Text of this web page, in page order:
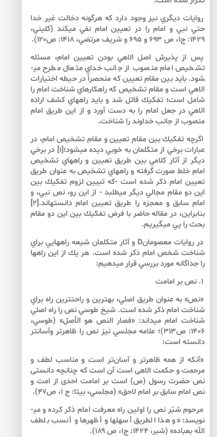
روايات ديگري نيز وجود دارد كه هرگونه دخالت غير خدا
حتي نبي و امام را در تعيين امام نفي مي­كند (كليني،
۱۴۲۹: ج۱، ص ۶۹۳ و ۶۹۵ و شريف مرتضي، ۱۴۱۸: ص۱۲۰).
پس از پذيرش اصل الاهي بودن تعيين امام، مسئله
تشخيص امام منصوب از جانب خداي متعال مطرح مي­
شود. بايد بين مقام تعيين كه منحصراً در حيطه اختيارات
الاهي است و مقام تشخيص كه راه­كارهاي شناخت امام را
شامل است؛ تفكيك قائل شد و بايد راه­هاي كشف اراده
الاهي در جعل امام را به دست آورد و از اين طريق امام
منصوب از جانب خداوند را شناخت.
اگرچه تفكيك بين مقام تعيين و مقام تشخيص امام، در
عبارات برخي از متكلمان به خوبي ديده مي­شود؛[۱] در برخي
ديگر از آثار كلامي بين طريق تعيين و راه­هاي تشخيص
امام خلط صورت گرفته و راه­هاي تشخيص به عنوان طريق
تعيين امام ذكر شده است -كه تبيين لزوم تفكيك بين
اين دو مقام مجالي ديگر مي­طلبد ­- از اين رو، نص نبي، و
امام سابق و معجزه را طريق تعيين امام دانسته­اند.[۲]
بنابراين، در مقاله حاضر با فرض تفكيك بين اين دو مقام
بحث را پي مي­گيريم.
در روايات معصومانD و آثار متكلمان شيعه راه­هايي براي
شناخت شخص امام ذكر شده است. هر يك از اين راه­ها
را جداگانه مورد بررسي قرار مي­دهيم:
۱. نص بر امامت
«نص» به عنوان طريق اصلي، بهترين و راحت­ترين راه براي
شناخت امام ذكر شده است. شيخ طوسي نص را راه اصلي
شناخت امام مي­داند: «فصار النص‏ هو الأصل‏» (طوسي،‌
۱۴۰۶: ص۳۱۳)؛ علامه مجلسي نيز نص را ظاهر­تر وآسان­تر
دانسته است:
«آنكه از همه ظاهرتر و آسا‌‌ن‌تر است و مناسب لطف و
مرحمت و حكمت الاهى است آن است كه چنانچه دانستى
نص حضرت رسول (ص) است بر امامت احدى از امت و
نص امام سابق بر امام لاحق‏» (مجلسي، بي­تا: ج ۱، ص۴۷).
مرحوم شبّر نص را اولين راه معرفت امام ذكر كرده و مي­
نويسد: «و هذا الطريق أسهلها و أظهرها و أنسب بلطف
اللّه بعباده» (شبر، ۱۴۲۴: ج۱، ص ۱۸۹).